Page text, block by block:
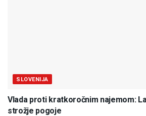
SLOVENIJA
Vlada proti kratkoročnim najemom:
strožje pogoje